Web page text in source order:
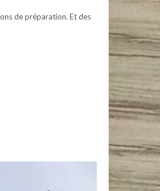
de préparation. Et des